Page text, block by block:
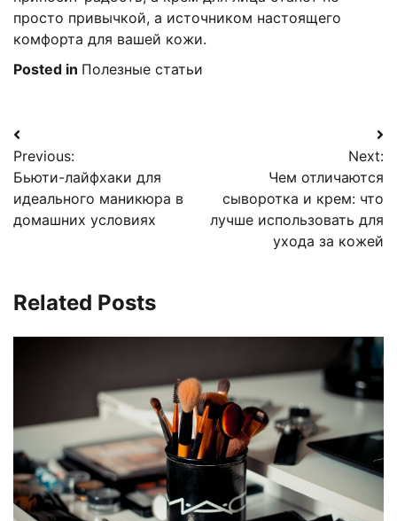
просто привычкой, а источником настоящего
комфорта для вашей кожи.
Posted in Полезные статьи
Навигация
по
записям
Previous:
Бьюти-лайфхаки для
идеального маникюра в
домашних условиях
Next:
Чем отличаются
сыворотка и крем: что
лучше использовать для
ухода за кожей
Related Posts